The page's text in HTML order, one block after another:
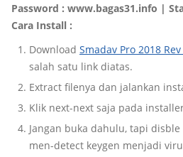
Password : www.bagas31.info |
Cara Install :
Download Smadav Pro 2018
salah satu link diatas.
Extract filenya dan jalankan
Klik next-next saja pada
Jangan buka dahulu, tapi
men-detect keygen menjadi